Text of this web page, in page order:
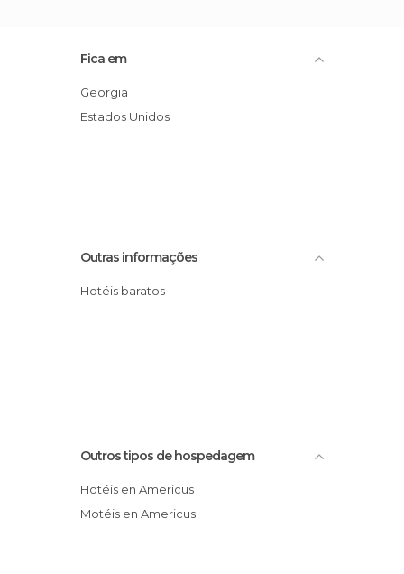
Fica em
Georgia
Estados Unidos
Outras informações
Hotéis baratos
Outros tipos de hospedagem
Hotéis en Americus
Motéis en Americus